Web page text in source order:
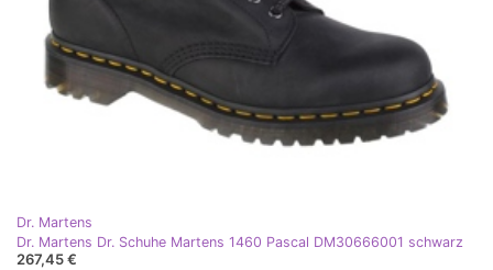
Dr. Martens
Dr. Martens Dr. Schuhe Martens 1460 Pascal DM30666001 schwarz
267,45 €